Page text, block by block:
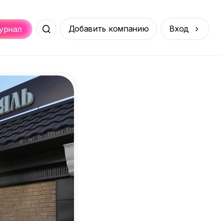
Услуги Покупки Онлайн
Места Добавить компанию Вход